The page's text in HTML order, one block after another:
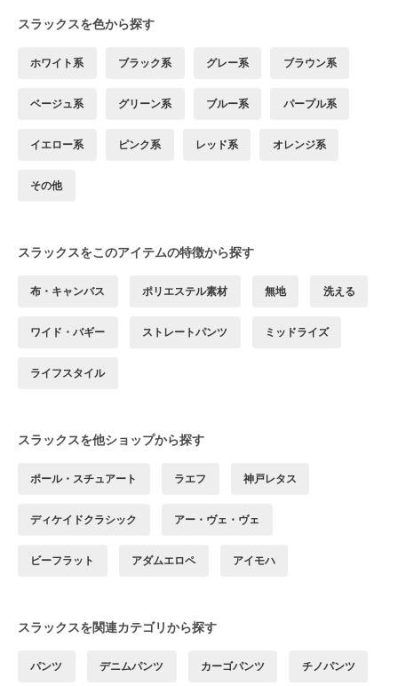
スラックスを色から探す
ホワイト系 ブラック系 グレー系 ブラウン系
ベージュ系 グリーン系 ブルー系 パープル系
イエロー系 ピンク系 レッド系 オレンジ系
その他
スラックスをこのアイテムの特徴から探す
布・キャンバス ポリエステル素材 無地 洗える
ワイド・バギー ストレートパンツ ミッドライズ
ライフスタイル
スラックスを他ショップから探す
ポール・スチュアート ラエフ 神戸レタス
ディケイドクラシック アー・ヴェ・ヴェ
ビーフラット アダムエロペ アイモハ
スラックスを関連カテゴリから探す
パンツ デニムパンツ カーゴパンツ チノパンツ